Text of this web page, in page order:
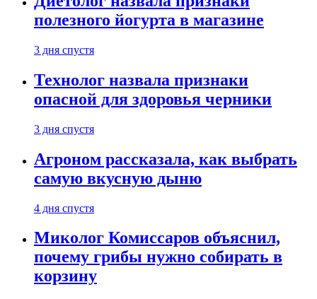
полезного йогурта в магазине
3 дня спустя
Технолог назвала признаки
опасной для здоровья черники
3 дня спустя
Агроном рассказала, как выбрать
самую вкусную дыню
4 дня спустя
Миколог Комиссаров объяснил,
почему грибы нужно собирать в
корзину